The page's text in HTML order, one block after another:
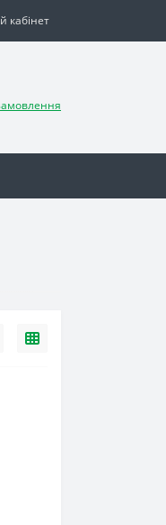
кабінет